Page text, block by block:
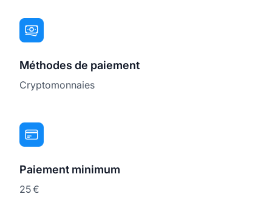
Méthodes de paiement
Cryptomonnaies
Paiement minimum
25 €